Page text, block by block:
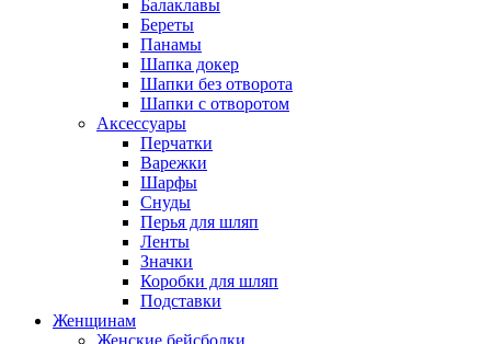
Балаклавы
Береты
Панамы
Шапка докер
Шапки без отворота
Шапки с отворотом
Аксессуары
Перчатки
Варежки
Шарфы
Снуды
Перья для шляп
Ленты
Значки
Коробки для шляп
Подставки
Женщинам
Женские бейсболки